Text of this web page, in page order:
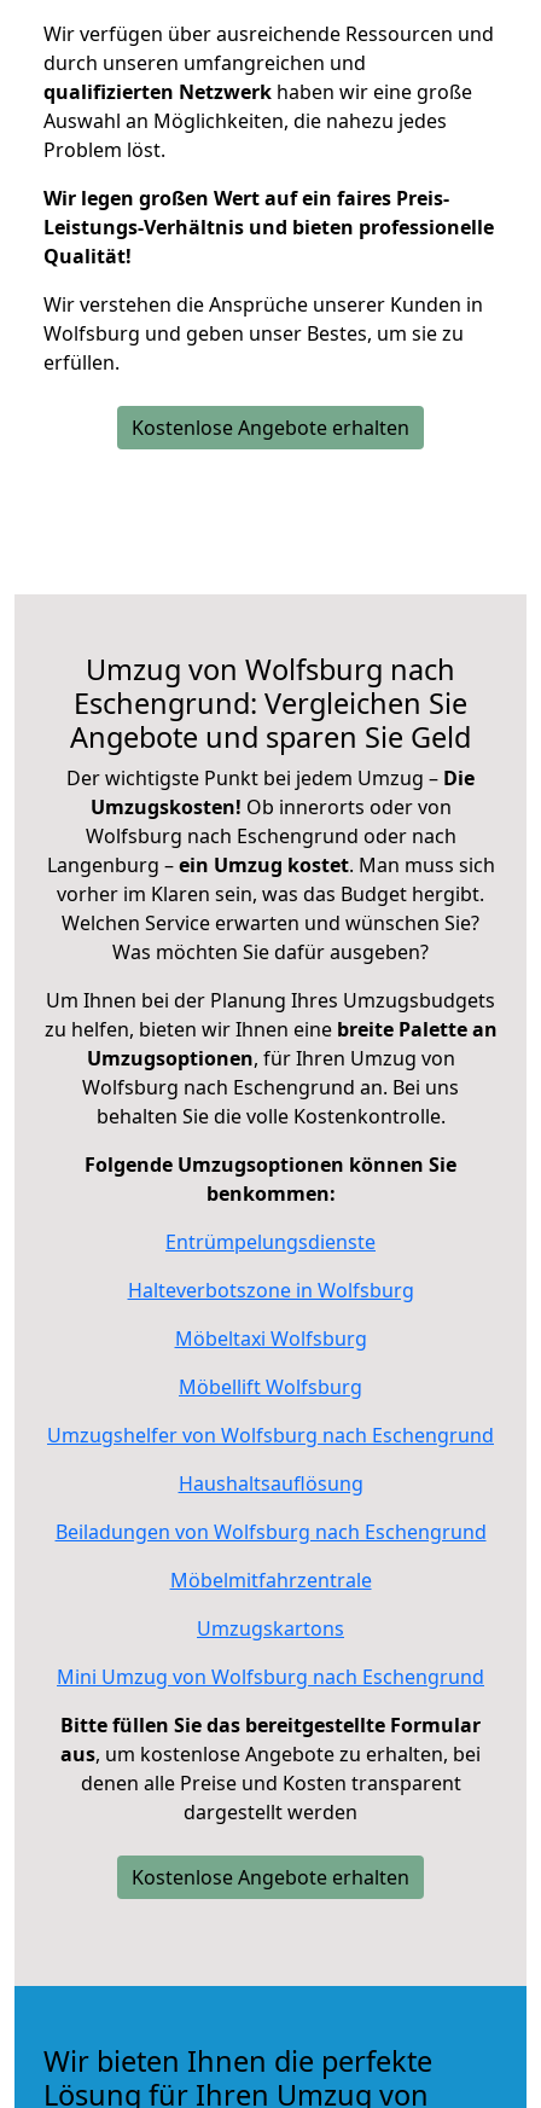
Wir verfügen über ausreichende Ressourcen und
durch unseren umfangreichen und
qualifizierten Netzwerk haben wir eine große
Auswahl an Möglichkeiten, die nahezu jedes
Problem löst.
Wir legen großen Wert auf ein faires Preis-
Leistungs-Verhältnis und bieten professionelle
Qualität!
Wir verstehen die Ansprüche unserer Kunden in
Wolfsburg und geben unser Bestes, um sie zu
erfüllen.
Kostenlose Angebote erhalten
Umzug von Wolfsburg nach
Eschengrund: Vergleichen Sie
Angebote und sparen Sie Geld
Der wichtigste Punkt bei jedem Umzug – Die
Umzugskosten! Ob innerorts oder von
Wolfsburg nach Eschengrund oder nach
Langenburg –ein Umzug kostet. Man muss sich
vorher im Klaren sein, was das Budget hergibt.
Welchen Service erwarten und wünschen Sie?
Was möchten Sie dafür ausgeben?
Um Ihnen bei der Planung Ihres Umzugsbudgets
zu helfen, bieten wir Ihnen eine breite Palette an
Umzugsoptionen, für Ihren Umzug von
Wolfsburg nach Eschengrund an. Bei uns
behalten Sie die volle Kostenkontrolle.
Folgende Umzugsoptionen können Sie
benkommen:
Entrümpelungsdienste
Halteverbotszone in Wolfsburg
Möbeltaxi Wolfsburg
Möbellift Wolfsburg
Umzugshelfer von Wolfsburg nach Eschengrund
Haushaltsauflösung
Beiladungen von Wolfsburg nach Eschengrund
Möbelmitfahrzentrale
Umzugskartons
Mini Umzug von Wolfsburg nach Eschengrund
Bitte füllen Sie das bereitgestellte Formular
aus, um kostenlose Angebote zu erhalten, bei
denen alle Preise und Kosten transparent
dargestellt werden
Kostenlose Angebote erhalten
Wir bieten Ihnen die perfekte
Lösung für Ihren Umzug von